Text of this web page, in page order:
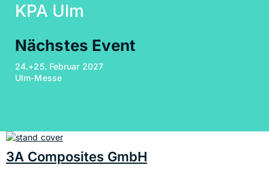
KPA Ulm
Nächstes Event
24.+25. Februar 2027
Ulm-Messe
3A Composites GmbH